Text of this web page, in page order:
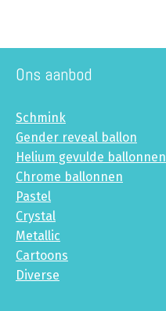
Ons aanbod
Schmink
Gender reveal ballon
Helium gevulde ballonnen
Chrome ballonnen
Pastel
Crystal
Metallic
Cartoons
Diverse